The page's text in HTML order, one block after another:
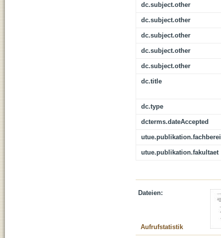
dc.subject.other
dc.subject.other
dc.subject.other
dc.subject.other
dc.subject.other
dc.title
dc.type
dcterms.dateAccepted
utue.publikation.fakultaet
Dateien:
Aufrufstatistik